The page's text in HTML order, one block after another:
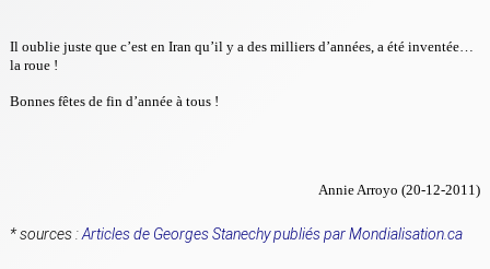
Il oublie juste que c’est en Iran qu’il y a des milliers d’années, a été inventée…
la roue !
Bonnes fêtes de fin d’année à tous !
Annie Arroyo (20-12-2011)
* sources :Articles de Georges Stanechy publiés par Mondialisation.ca